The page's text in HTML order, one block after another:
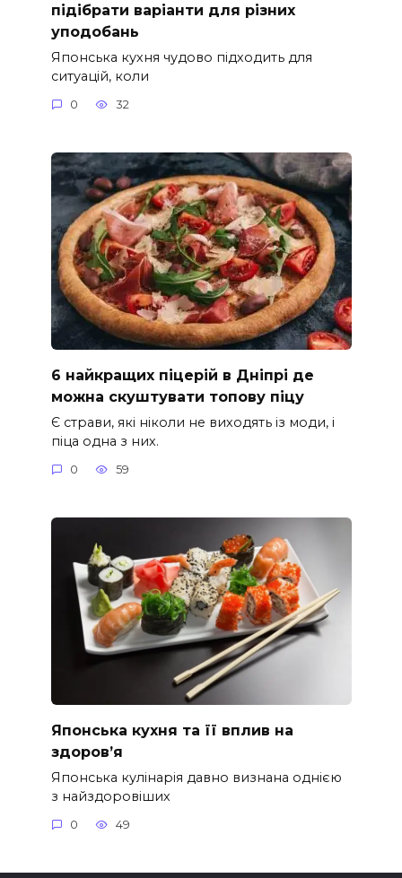
підібрати варіанти для різних
уподобань
Японська кухня чудово підходить для
ситуацій, коли
0 32
6 найкращих піцерій в Дніпрі де
можна скуштувати топову піцу
Є страви, які ніколи не виходять із моди, і
піца одна з них.
0 59
Японська кухня та її вплив на
здоров’я
Японська кулінарія давно визнана однією
з найздоровіших
0 49